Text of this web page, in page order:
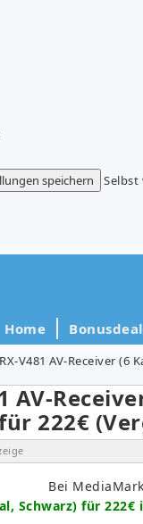
speichern
Selbst
Home
V481 AV-Receiver
AV-
222€
Bei
Schwarz) für 222€